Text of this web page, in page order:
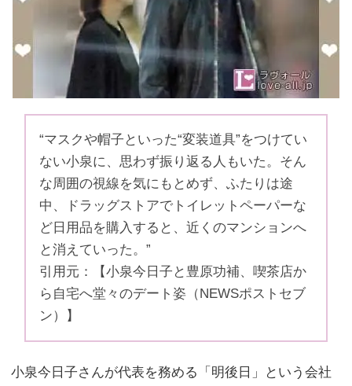
“マスクや帽子といった“変装道具”をつけてい
ない小泉に、思わず振り返る人もいた。そん
な周囲の視線を気にもとめず、ふたりは途
中、ドラッグストアでトイレットペーパーな
ど日用品を購入すると、近くのマンションへ
と消えていった。”
引用元：【小泉今日子と豊原功補、喫茶店か
ら自宅へ堂々のデート姿（NEWSポストセブ
ン）】
小泉今日子さんが代表を務める「明後日」という会社